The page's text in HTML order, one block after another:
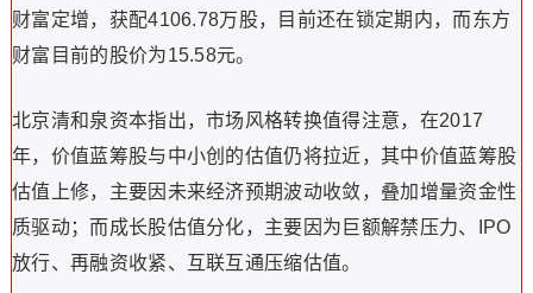
财富定增，获配4106.78万股，目前还在锁定期内，而东方
财富目前的股价为15.58元。
北京清和泉资本指出，市场风格转换值得注意，在2017
年，价值蓝筹股与中小创的估值仍将拉近，其中价值蓝筹股
估值上修，主要因未来经济预期波动收敛，叠加增量资金性
质驱动；而成长股估值分化，主要因为巨额解禁压力、IPO
放行、再融资收紧、互联互通压缩估值。